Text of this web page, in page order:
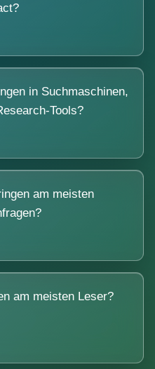
in Suchmaschinen,
Tools?
am meisten
am meisten Leser?